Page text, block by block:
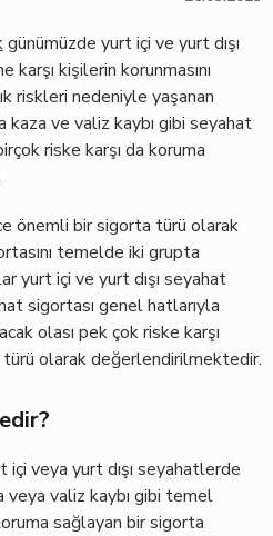
günümüzde yurt içi ve yurt dışı
kişilerin korunmasını
riskleri nedeniyle yaşanan
kaza ve valiz kaybı gibi seyahat
riske karşı da koruma
önemli bir sigorta türü olarak
temelde iki grupta
yurt içi ve yurt dışı seyahat
sigortası genel hatlarıyla
olası pek çok riske karşı
olarak değerlendirilmektedir.
içi veya yurt dışı seyahatlerde
veya valiz kaybı gibi temel
sağlayan bir sigorta